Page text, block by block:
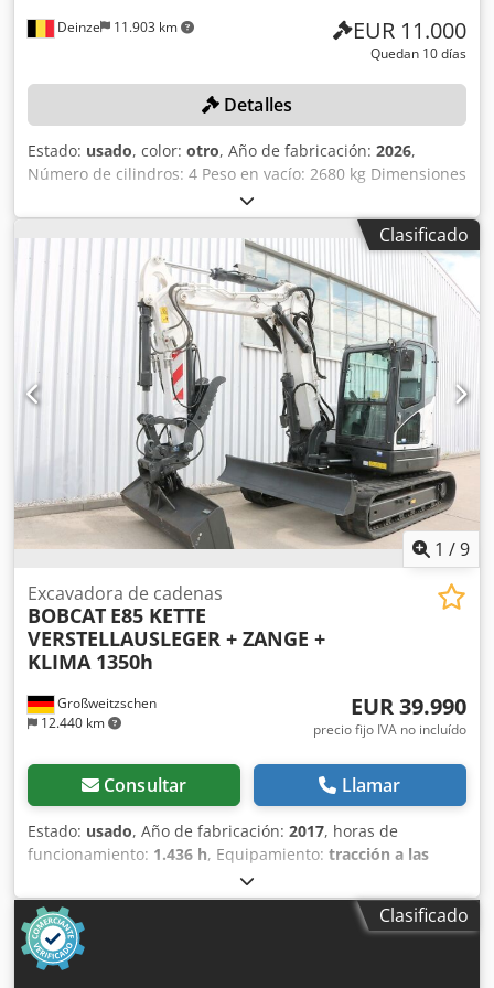
Deinze 11.903 km EUR 11.000
Quedan 10 días
Detalles
Estado: usado, color: otro, Año de fabricación: 2026,
Número de cilindros: 4 Peso en vacío: 2680 kg Dimensiones
(largo x ancho x alto): 337 x 172 x 197 cm Sistema de
cambio rápido: sí Peso propio: 2680 kg Dimensiones de
transporte: 3378 x 1727 x 1972 mm Marca y modelo del
motor: Kubota V2403 Potencia: 36,5 kW / 48,9 CV Djdpfx
Aezrv Ulef Esck Cilindros: 4 Tamaño de los neumáticos:
ruedas delanteras y traseras: 30x10-16 Ancho de la pala:
1730 mm Equipamiento: sistema de cambio rápido
mecánico Función adicional: Sin certificación ni registro CE
Sin documentación
Clasificado
1 /9
Großweitzschen
12.440 km
Excavadora de cadenas
BOBCAT E85 KETTE
VERSTELLAUSLEGER + ZANGE +
KLIMA 1350h
EUR 39.990
precio fijo IVA no incluído
Consultar Llamar
Estado: usado, Año de fabricación: 2017, horas de
funcionamiento: 1.436 h, Equipamiento: tracción a las
, Ofrecemos una máquina E85 poco común,
no procedente de una empresa de construcción pequeña,
con aire acondicionado. * BRAZO EXTENDIBLE con
PINZA/DEDO * Pala hidráulica para excavación, disponible
como opción, en stock con un precio adicional justo. *
Clasificado